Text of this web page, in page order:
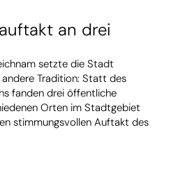
an drei
setzte die Stadt
Tradition: Statt des
fanden drei öffentliche
Orten im Stadtgebiet
stimmungsvollen Auftakt des